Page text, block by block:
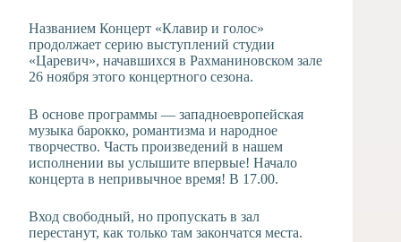
Названием Концерт «Клавир и голос»
продолжает серию выступлений студии
«Царевич», начавшихся в Рахманиновском зале
26 ноября этого концертного сезона.
В основе программы — западноевропейская
музыка барокко, романтизма и народное
творчество. Часть произведений в нашем
исполнении вы услышите впервые! Начало
концерта в непривычное время! В 17.00.
Вход свободный, но пропускать в зал
перестанут, как только там закончатся места.